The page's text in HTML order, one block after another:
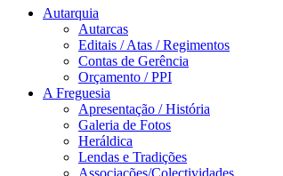
Autarquia
Autarcas
Editais / Atas / Regimentos
Contas de Gerência
Orçamento / PPI
A Freguesia
Apresentação / História
Galeria de Fotos
Heráldica
Lendas e Tradições
Associações/Colectividades